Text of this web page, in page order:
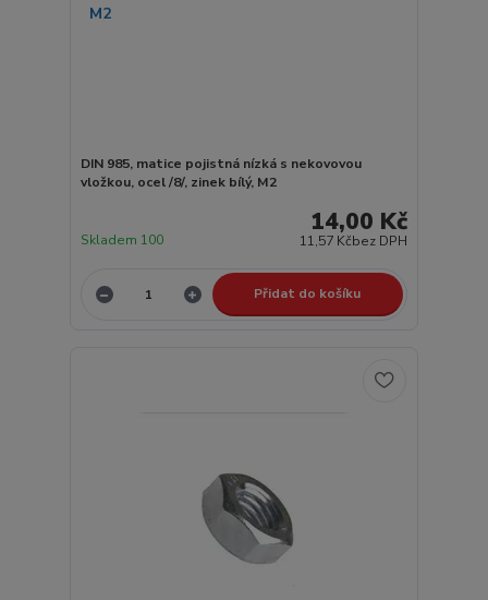
DIN 985, matice pojistná nízká s nekovovou
vložkou, ocel /8/, zinek bílý, M2
14,00 Kč
11,57 Kčbez DPH
Skladem 100
Přidat do košíku